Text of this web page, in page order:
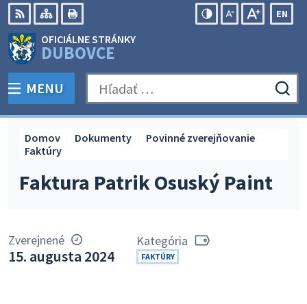
Preskočiť
na
obsah
RSS Mapa
EN
OFICIÁLNE STRÁNKY
DUBOVCE
PREPNÚŤ
MENU Hľadať:
Faktura Patrik Osuský Paint
Domov Dokumenty
Povinné zverejňovanie
Faktúry
Zverejnené
15. augusta 2024
Kategória
FAKTÚRY